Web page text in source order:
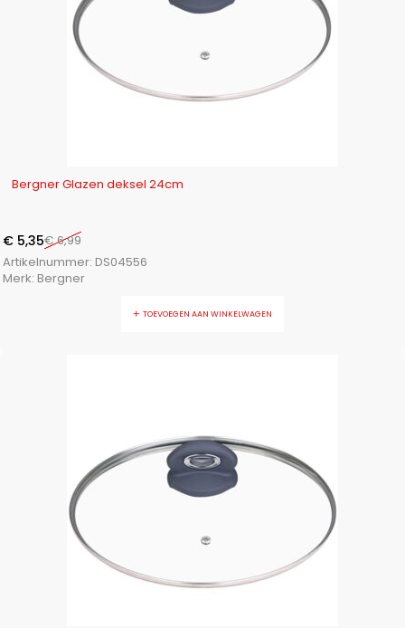
-23%
Bergner Glazen deksel 24cm
€6,99
€ 5,35
Artikelnummer: DS04556
Merk: Bergner
TOEVOEGEN AAN WINKELWAGEN